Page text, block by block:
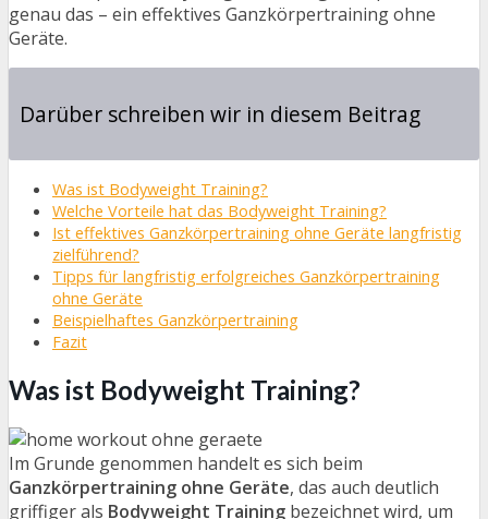
genau das – ein effektives Ganzkörpertraining ohne
Geräte.
Darüber schreiben wir in diesem Beitrag
Was ist Bodyweight Training?
Welche Vorteile hat das Bodyweight Training?
Ist effektives Ganzkörpertraining ohne Geräte langfristig
zielführend?
Tipps für langfristig erfolgreiches Ganzkörpertraining
ohne Geräte
Beispielhaftes Ganzkörpertraining
Fazit
Was ist Bodyweight Training?
Im Grunde genommen handelt es sich beim
Ganzkörpertraining ohne Geräte, das auch deutlich
griffiger als Bodyweight Training bezeichnet wird, um